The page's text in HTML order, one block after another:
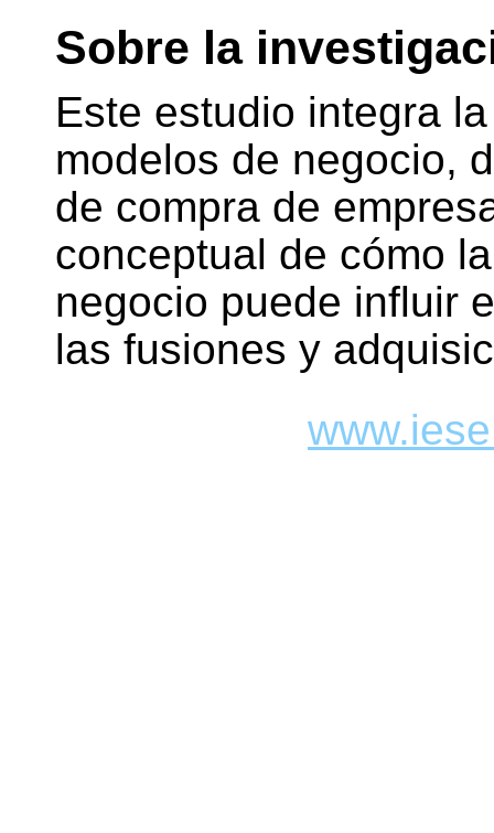
Sobre la
Este estudio integra
modelos de negocio,
de compra de
conceptual de cómo
negocio puede influir
las fusiones y